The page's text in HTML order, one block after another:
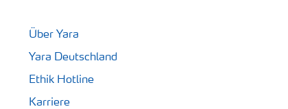
Über Yara
Yara Deutschland
Ethik Hotline
Karriere